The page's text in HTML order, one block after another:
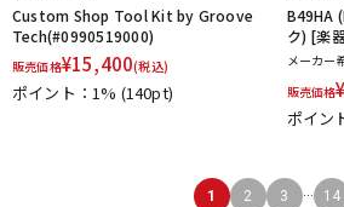
Custom Shop Tool Kit by Groove
Tech(#0990519000)
販売価格¥15,400(税込)
ポイント：1% (140pt)
B49HA
ク) [楽
メーカー
販売価格¥
ポイン
1 2 3 ... 14